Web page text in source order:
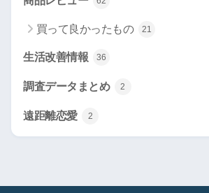
買って良かったもの 21
生活改善情報 36
調査データまとめ 2
遠距離恋愛 2